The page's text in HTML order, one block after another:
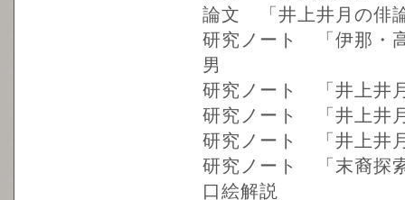
論文 「井上井月の俳
研究ノート 「伊那・
男
研究ノート 「井上井
研究ノート 「井上井
研究ノート 「井上井
研究ノート 「末裔探
口絵解説